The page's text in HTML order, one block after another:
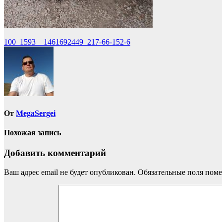
Навигация
записям
100_1593__1461692449_217-66-152-6
От MegaSergei
Похожая запись
Добавить комментарий
Ваш адрес email не будет опубликован. Обязательные поля